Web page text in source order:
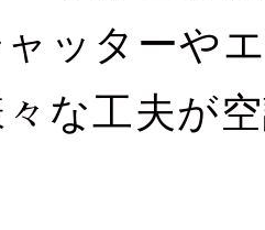
ッターや
々な工夫が